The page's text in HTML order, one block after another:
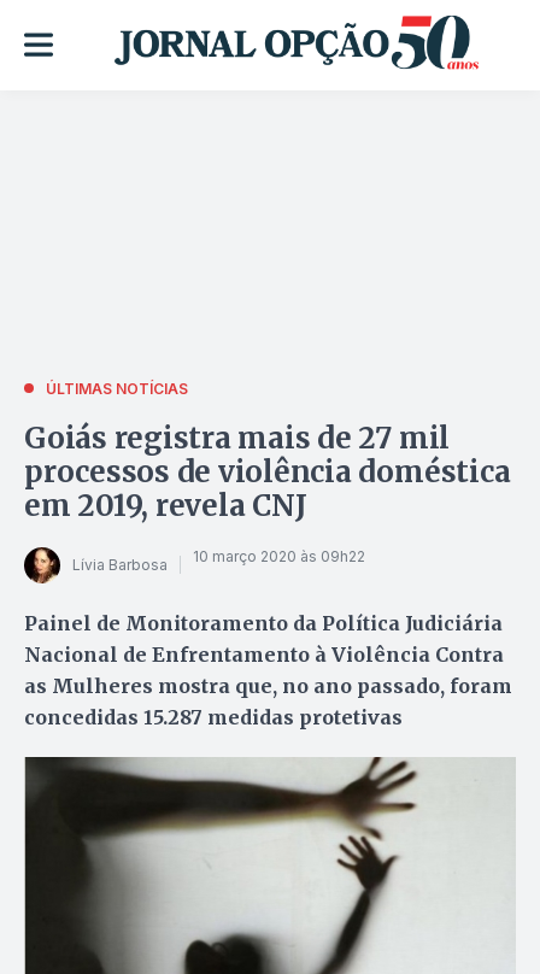
ÚLTIMAS NOTÍCIAS
Goiás registra mais de 27 mil
processos de violência doméstica
em 2019, revela CNJ
Lívia Barbosa 10 março 2020 às 09h22
Painel de Monitoramento da Política Judiciária
Nacional de Enfrentamento à Violência Contra
as Mulheres mostra que, no ano passado, foram
concedidas 15.287 medidas protetivas